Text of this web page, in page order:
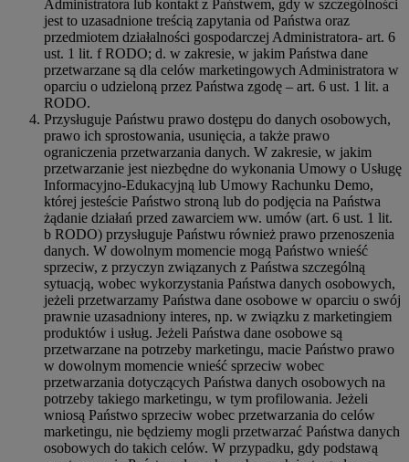
Administratora lub kontakt z Państwem, gdy w szczególności
jest to uzasadnione treścią zapytania od Państwa oraz
przedmiotem działalności gospodarczej Administratora- art. 6
ust. 1 lit. f RODO; d. w zakresie, w jakim Państwa dane
przetwarzane są dla celów marketingowych Administratora w
oparciu o udzieloną przez Państwa zgodę – art. 6 ust. 1 lit. a
RODO.
Przysługuje Państwu prawo dostępu do danych osobowych,
prawo ich sprostowania, usunięcia, a także prawo
ograniczenia przetwarzania danych. W zakresie, w jakim
przetwarzanie jest niezbędne do wykonania Umowy o Usługę
Informacyjno-Edukacyjną lub Umowy Rachunku Demo,
której jesteście Państwo stroną lub do podjęcia na Państwa
żądanie działań przed zawarciem ww. umów (art. 6 ust. 1 lit.
b RODO) przysługuje Państwu również prawo przenoszenia
danych. W dowolnym momencie mogą Państwo wnieść
sprzeciw, z przyczyn związanych z Państwa szczególną
sytuacją, wobec wykorzystania Państwa danych osobowych,
jeżeli przetwarzamy Państwa dane osobowe w oparciu o swój
prawnie uzasadniony interes, np. w związku z marketingiem
produktów i usług. Jeżeli Państwa dane osobowe są
przetwarzane na potrzeby marketingu, macie Państwo prawo
w dowolnym momencie wnieść sprzeciw wobec
przetwarzania dotyczących Państwa danych osobowych na
potrzeby takiego marketingu, w tym profilowania. Jeżeli
wniosą Państwo sprzeciw wobec przetwarzania do celów
marketingu, nie będziemy mogli przetwarzać Państwa danych
osobowych do takich celów. W przypadku, gdy podstawą